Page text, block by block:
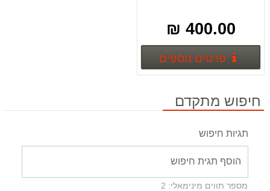
400.00 ₪
פרטים נוספיםפרטים נוספים
חיפוש מתקדם
תגיות חיפוש
מספר תווים מינימאלי: 2